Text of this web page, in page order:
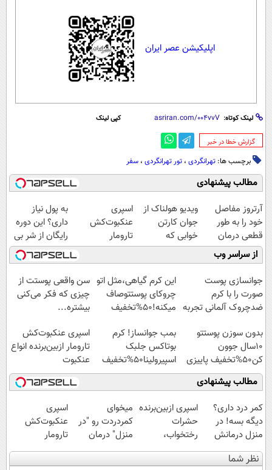
اپلیکیشن عصر ایران
لینک کوتاه: کپی لینک
‌گزارش خطا در خبر
برچسب ها: تهرانگردی ، تور تهرانگردی ، سفر
مطالب پیشنهادی
آرتروز مفاصل
خود را به طور
قطعی درمان
کنید!
◗پرسش‌نامه◖
ویدیو هولناک از
جوان کارتن
خوابی که
میلیاردر شد.
آموزش رایگان
اسپری
عنکبوت‌‌کش
تارومار
ازبین‌برنده انواع
عنکبوت
به پول نیاز
داری؟ این دوره
رایگان از شر بی
پولی خلاصت
میکنه
از سراسر وب
جوانسازی پوست
صورت را با کرم
ضدچروک آلمانی تجربه
این کرم گیاهی،مثل اتو
چروکای پوستتوصاف
میکنه!50%تخفیف
سن واقعی پوستت از
چیزی که فکر می‌کنی
بیشتره...
بدون سوزن پوستتو
10سال جوون
کن50%تخفیف پاییزی
بمب جوانساز! کرم
بوتاکس جلبک
اسپیرولینا50%تخفیف
اسپری عنکبوت‌‌کش
تارومار ازبین‌برنده انواع
عنکبوت
مطالب پیشنهادی
کمر درد داری؟
دیگه بسه! در
منزل درمانش
کن
(◀پرسش‌نامه)
اسپری ازبین‌برنده
حشرات
رختخواب،
مناسب برای
مقابله با انواع
میخوای
کمردردت رو "در
منزل" درمان
کنی؟ (◂فیلم +
◂پرسش‌نامه)
اسپری
عنکبوت‌‌کش
تارومار
ازبین‌برنده انواع
عنکبوت
نظر شما